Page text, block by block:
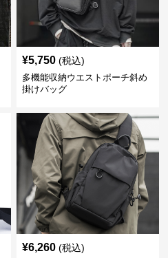
¥5,750 (税込)
多機能収納ウエストポーチ斜め
掛けバッグ
¥6,260 (税込)